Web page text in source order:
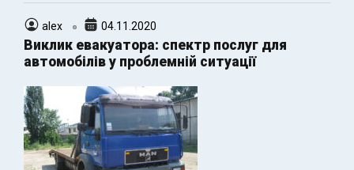
alex 04.11.2020
Виклик евакуатора: спектр послуг для
автомобілів у проблемній ситуації